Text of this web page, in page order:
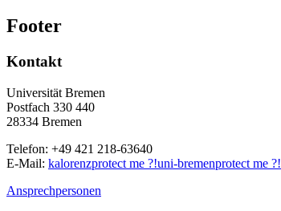
Footer
Kontakt
Universität Bremen
Postfach 330 440
28334 Bremen
Telefon: +49 421 218-63640
E-Mail: kalorenzprotect me ?!uni-bremenprotect me ?!
Ansprechpersonen